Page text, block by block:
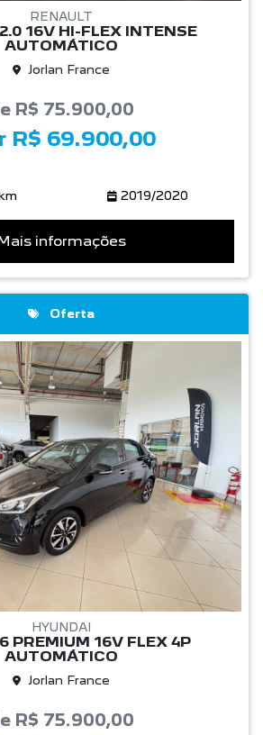
RENAULT
16V HI-FLEX INTENSE
AUTOMÁTICO
Jorlan France
R$ 75.900,00
R$ 69.900,00
2019/2020
informações
Oferta
HYUNDAI
PREMIUM 16V FLEX 4P
AUTOMÁTICO
Jorlan France
R$ 75.900,00